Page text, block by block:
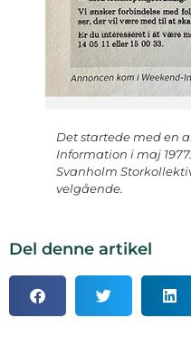
Det startede med en
Information i maj
Svanholm
velgående.
Del denne artikel